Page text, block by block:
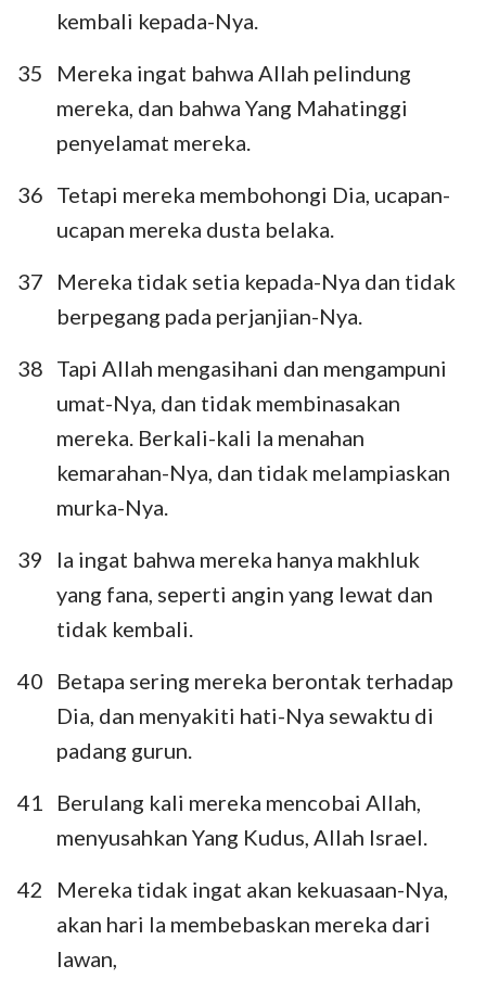
15
16 17
29
30 31 32 33 34
35
36
37 38
43
45 46 48
50
51 52 53 54 55
56
57
58 59 61
63
64
65 66 67 68 69
70
71
72
kembali kepada-Nya.
35
Mereka ingat bahwa Allah pelindung
mereka, dan bahwa Yang Mahatinggi
penyelamat mereka.
36 Tetapi mereka membohongi Dia, ucapan-
ucapan mereka dusta belaka.
37
Mereka tidak setia kepada-Nya dan tidak
berpegang pada perjanjian-Nya.
38 Tapi Allah mengasihani dan mengampuni
umat-Nya, dan tidak membinasakan
mereka. Berkali-kali Ia menahan
kemarahan-Nya, dan tidak melampiaskan
murka-Nya.
39
Ia ingat bahwa mereka hanya makhluk
yang fana, seperti angin yang lewat dan
tidak kembali.
40
Betapa sering mereka berontak terhadap
Dia, dan menyakiti hati-Nya sewaktu di
padang gurun.
41
Berulang kali mereka mencobai Allah,
menyusahkan Yang Kudus, Allah Israel.
42
Mereka tidak ingat akan kekuasaan-Nya,
akan hari Ia membebaskan mereka dari
lawan,